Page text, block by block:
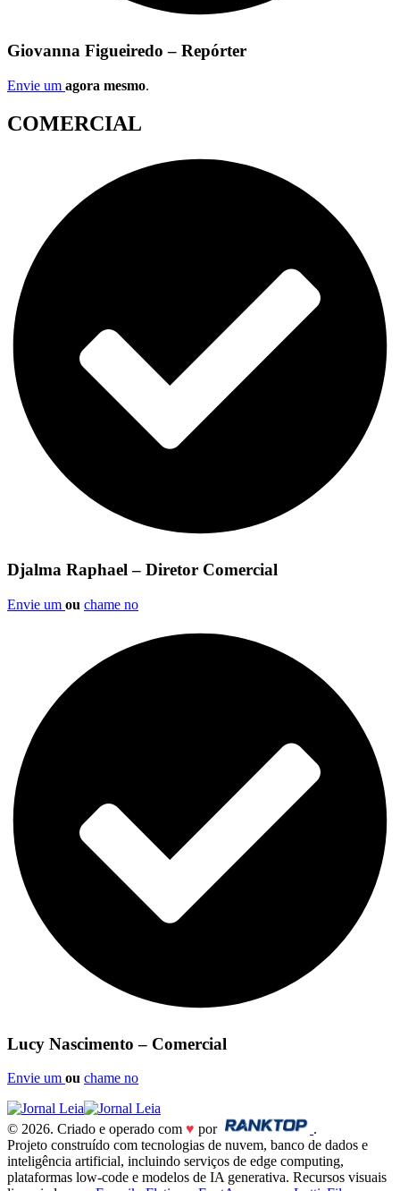
Giovanna Figueiredo – Repórter
Envie um agora mesmo.
COMERCIAL
Djalma Raphael – Diretor Comercial
Envie um ou chame no
Lucy Nascimento – Comercial
Envie um ou chame no
© 2026. Criado e operado com ♥ por
.
Projeto construído com tecnologias de nuvem, banco de dados e
inteligência artificial, incluindo serviços de edge computing,
plataformas low-code e modelos de IA generativa. Recursos visuais